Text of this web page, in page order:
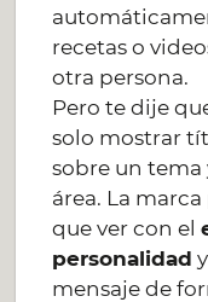
recetas o
otra persona.
Pero te dije
solo mostrar
sobre un tema
área. La
que ver con el
personalidad
mensaje de